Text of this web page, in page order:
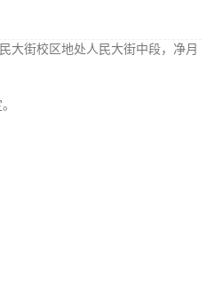
大街校区地处人民大街中段，净月